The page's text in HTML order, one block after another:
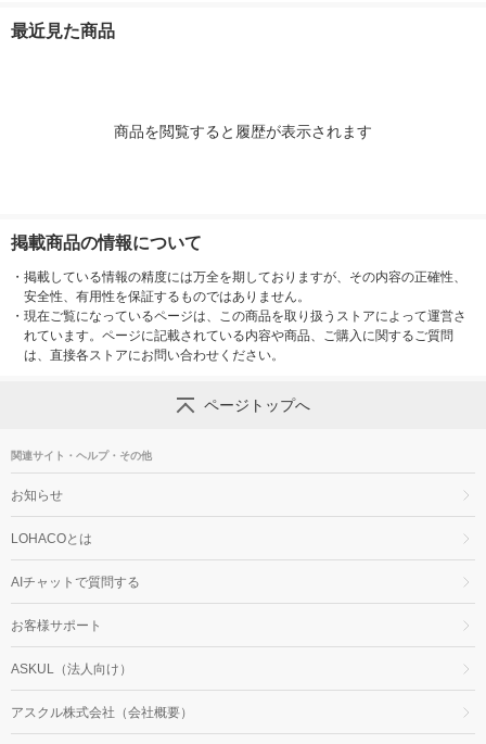
（イチオシ） オリジ
最近見た商品
商品を閲覧すると履歴が表示されます
掲載商品の情報について
・ 掲載している情報の精度には万全を期しておりますが、その内容の正確性、
安全性、有用性を保証するものではありません。
・ 現在ご覧になっているページは、この商品を取り扱うストアによって運営さ
れています。ページに記載されている内容や商品、ご購入に関するご質問
は、直接各ストアにお問い合わせください。
ページトップへ
関連サイト・ヘルプ・その他
お知らせ
LOHACOとは
AIチャットで質問する
お客様サポート
ASKUL（法人向け）
アスクル株式会社（会社概要）